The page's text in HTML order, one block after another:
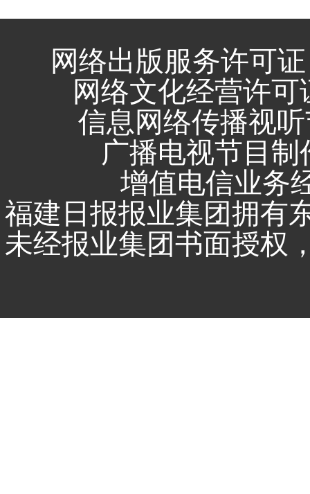
网络出版服务许可
网络文化经营许可
信息网络传播视
广播电视节目
增值电信业务
福建日报报业集团拥有
未经报业集团书面授权